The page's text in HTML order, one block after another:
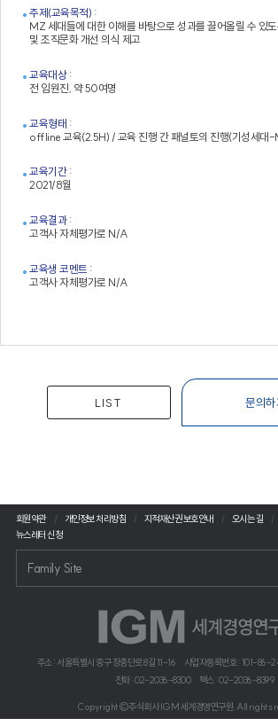
주제(교육목적) :
MZ 세대들에 대한 이해를 바탕으로 성과를 끌어올릴 수 있
및 조직문화 개선 의식 제고
교육대상 :
전 임원진, 약 50여명
교육형태 :
offline 교육(2.5H) / 교육 진행 간 패널토의 진행(기성세대
교육기간 :
2021/8월
교육결과 :
고객사 자체평가로 N/A
교육생 코멘트 :
고객사 자체평가로 N/A
LIST 문의하
회원약관 개인정보 처리방침 지적재산권 보호안내 오시는 길
뉴스레터 신청
Family Site
주소 : 서울특별시 중구 장충단로 8길 11-16 사업자등록번호 : 101-86-
전화 : 02-2036-8300
팩스 : 02-2036-8399
Copyright©주식회사 IGM 세계경영연구원. All rights